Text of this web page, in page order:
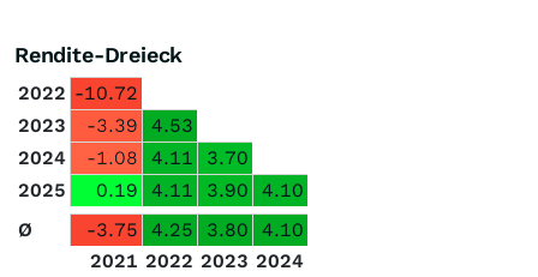
Rendite-Dreieck
2022 -10.72
2023
-3.39
4.53
2024
-1.08 4.11
3.70
2025
0.19 4.11 3.90
4.10
Ø
-3.75 4.25 3.80
4.10
2021 2022 2023 2024